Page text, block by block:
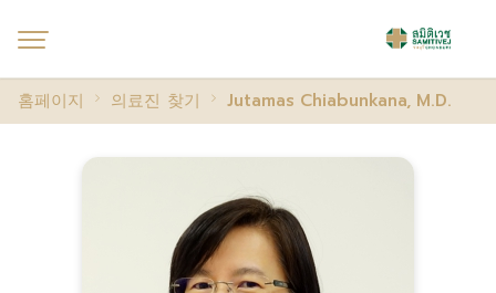
홈페이지 의료진 찾기 Jutamas Chiabunkana, M.D.